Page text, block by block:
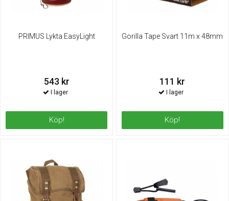
PRIMUS Lykta EasyLight
543 kr
Köp!
Gorilla Tape Svart 11m x 48mm
111 kr
Köp!